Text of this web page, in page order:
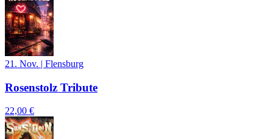
21. Nov. | Flensburg
Rosenstolz Tribute
22,00 €